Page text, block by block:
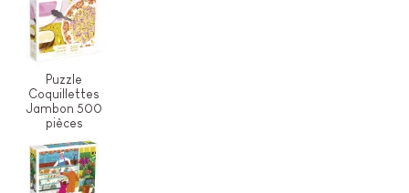
Puzzle
Coquillettes
Jambon 500
pièces